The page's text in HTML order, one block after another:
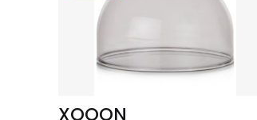
XOOON